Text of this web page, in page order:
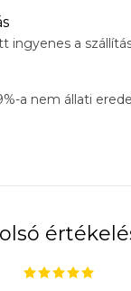
ingyenes a
a nem állati